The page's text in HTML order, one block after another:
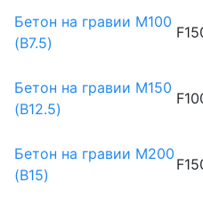
Бетон на гравии М100
(B7.5)
Бетон на гравии М150
(B12.5)
Бетон на гравии М200
(B15)